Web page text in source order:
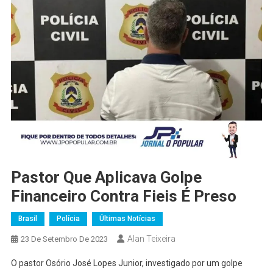
Pastor Que Aplicava Golpe
Financeiro Contra Fieis É Preso
Brasil Polícia Últimas Notícias
23 De Setembro De 2023 Alan Teixeira
O pastor Osório José Lopes Junior, investigado por um golpe